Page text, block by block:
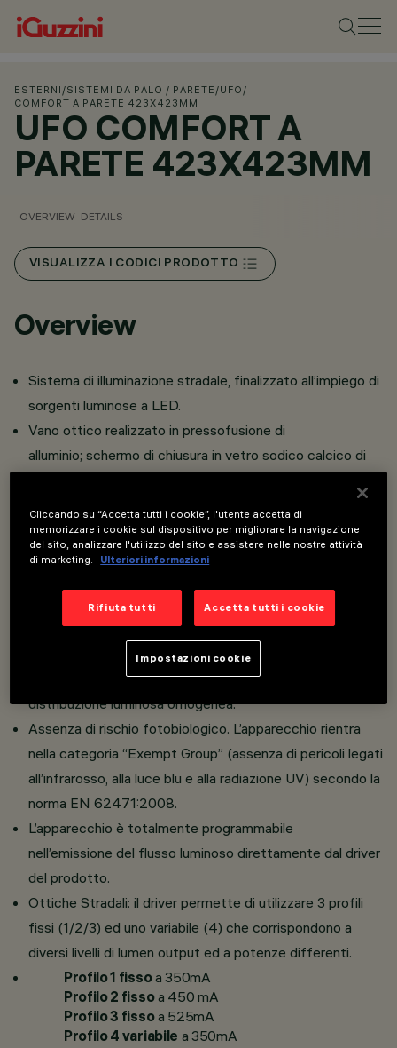
ESTERNI /SISTEMI DA PALO / PARETE /UFO /
COMFORT A PARETE 423X423MM
UFO COMFORT A
PARETE 423X423MM
OVERVIEW DETAILS
VISUALIZZA I CODICI PRODOTTO
Overview
Sistema di illuminazione stradale, finalizzato all’impiego di
sorgenti luminose a LED.
Vano ottico realizzato in pressofusione di
alluminio; schermo di chiusura in vetro sodico calcico di
tramite viti.
Versioni con LED di potenza monocromatici con riflettori
Assenza di dispersione del flusso luminoso verso l’alto.
Elevato comfort visivo.
Ottiche (Opti Smart) ad elevato rendimento e
distribuzione luminosa omogenea.
Assenza di rischio fotobiologico. L’apparecchio rientra
nella categoria “Exempt Group” (assenza di pericoli legati
all’infrarosso, alla luce blu e alla radiazione UV) secondo la
norma EN 62471:2008.
L’apparecchio è totalmente programmabile
nell’emissione del flusso luminoso direttamente dal driver
del prodotto.
Ottiche Stradali: il driver permette di utilizzare 3 profili
fissi (1/2/3) ed uno variabile (4) che corrispondono a
diversi livelli di lumen output ed a potenze differenti.
Profilo 1 fissoa 350mA
Profilo 2 fissoa 450 mA
Profilo 3 fissoa 525mA
Profilo 4 variabile a 350mA
Cliccando su “Accetta tutti i cookie”, l'utente accetta di
memorizzare i cookie sul dispositivo per migliorare la navigazione
del sito, analizzare l'utilizzo del sito e assistere nelle nostre attività
di marketing.
Ulteriori informazioni
Rifiuta tutti Accetta tutti i cookie
Impostazioni cookie